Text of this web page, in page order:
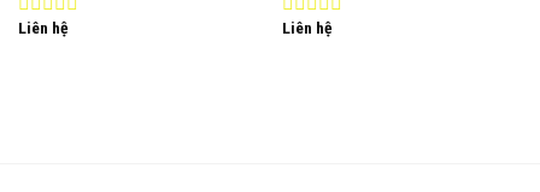
0
Liên hệ
0
Liên hệ